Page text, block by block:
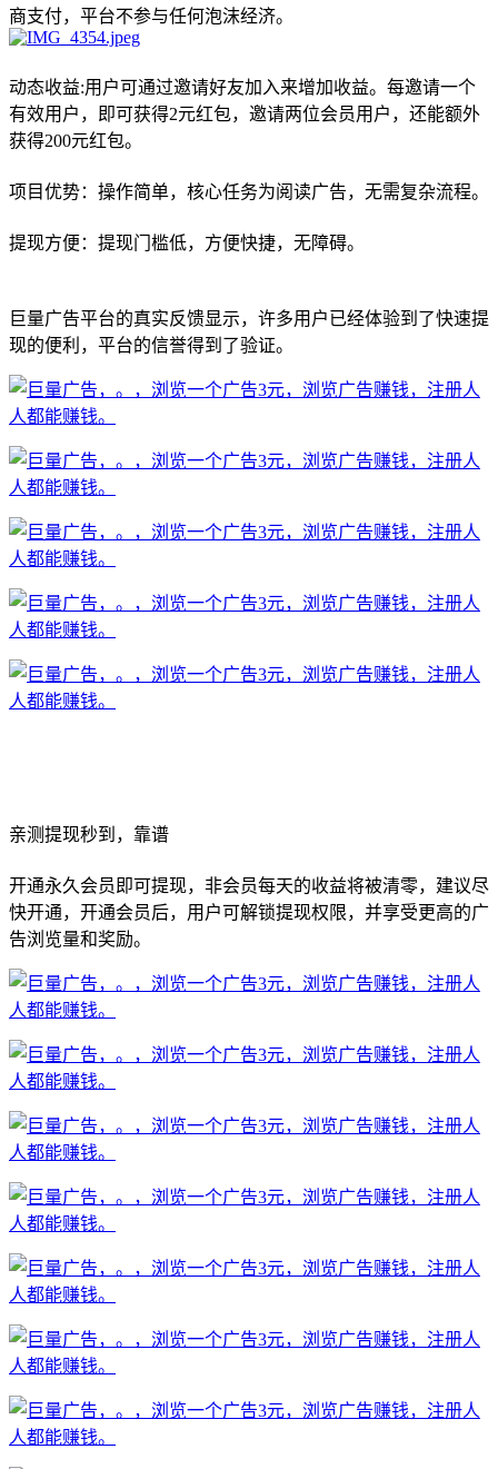
商支付，平台不参与任何泡沫经济。
动态收益:用户可通过邀请好友加入来增加收益。每邀请一个
有效用户，即可获得2元红包，邀请两位会员用户，还能额外
获得200元红包。
项目优势：操作简单，核心任务为阅读广告，无需复杂流程。
提现方便：提现门槛低，方便快捷，无障碍。
巨量广告平台的真实反馈显示，许多用户已经体验到了快速提
现的便利，平台的信誉得到了验证。
亲测提现秒到，靠谱
开通永久会员即可提现，非会员每天的收益将被清零，建议尽
快开通，开通会员后，用户可解锁提现权限，并享受更高的广
告浏览量和奖励。